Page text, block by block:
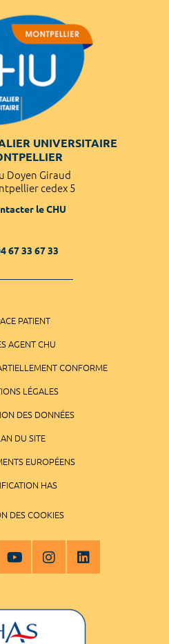
UNIVERSITAIRE
Doyen Giraud
cedex 5
le CHU
67 33 67 33
PATIENT
AGENT CHU
CONFORME
LÉGALES
DES DONNÉES
DU SITE
EUROPÉENS
HAS
DES COOKIES